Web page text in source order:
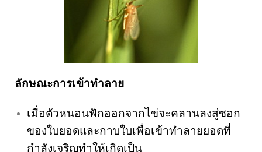
ลักษณะการเข้าทำลาย
เมื่อตัวหนอนฟักออกจากไข่จะคลานลงสู่ซอก
ของใบยอดและกาบใบเพื่อเข้าทำลายยอดที่
กำลังเจริญทำให้เกิดเป็น